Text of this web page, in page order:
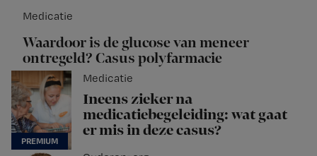
Medicatie
Waardoor is de glucose van meneer
ontregeld? Casus polyfarmacie
Medicatie
Ineens zieker na
medicatiebegeleiding: wat gaat
er mis in deze casus?